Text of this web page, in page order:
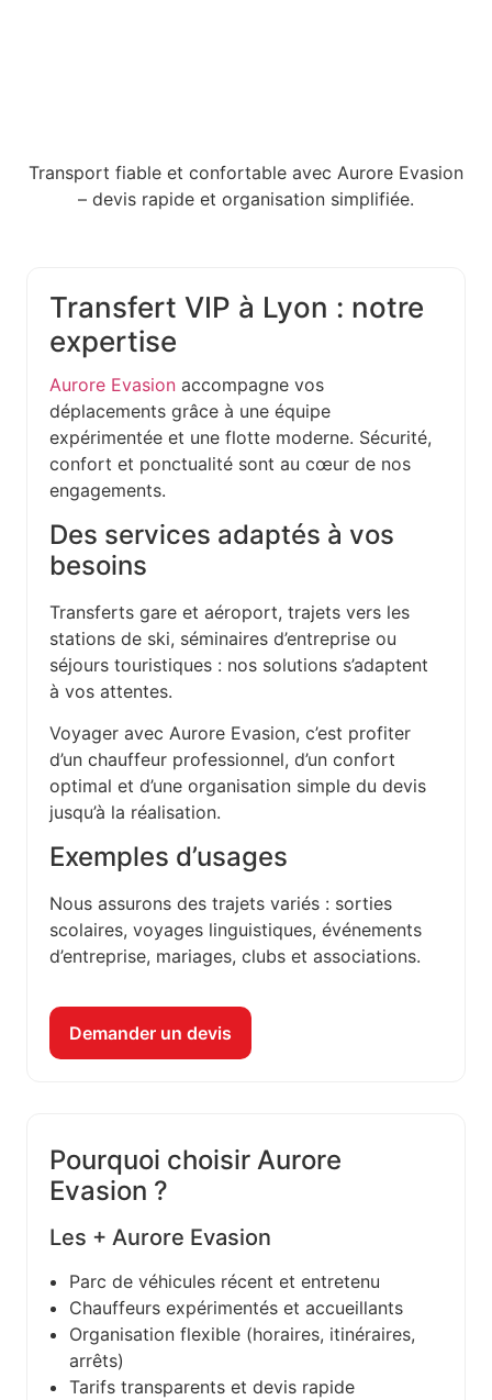
Transport fiable et confortable avec Aurore Evasion
– devis rapide et organisation simplifiée.
Transfert VIP à Lyon : notre
expertise
Aurore Evasion accompagne vos
déplacements grâce à une équipe
expérimentée et une flotte moderne. Sécurité,
confort et ponctualité sont au cœur de nos
engagements.
Des services adaptés à vos
besoins
Transferts gare et aéroport, trajets vers les
stations de ski, séminaires d’entreprise ou
séjours touristiques : nos solutions s’adaptent
à vos attentes.
Voyager avec Aurore Evasion, c’est profiter
d’un chauffeur professionnel, d’un confort
optimal et d’une organisation simple du devis
jusqu’à la réalisation.
Exemples d’usages
Nous assurons des trajets variés : sorties
scolaires, voyages linguistiques, événements
d’entreprise, mariages, clubs et associations.
Demander un devis
Pourquoi choisir Aurore
Evasion ?
Les + Aurore Evasion
Parc de véhicules récent et entretenu
Chauffeurs expérimentés et accueillants
Organisation flexible (horaires, itinéraires,
arrêts)
Tarifs transparents et devis rapide